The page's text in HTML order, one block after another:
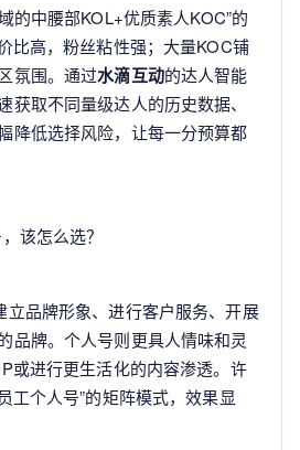
的中腰部KOL+优质素人KOC”的
比高，粉丝粘性强；大量KOC铺
氛围。通过水滴互动的达人智能
获取不同量级达人的历史数据、
降低选择风险，让每一分预算都
该怎么选？
立品牌形象、进行客户服务、开展
品牌。个人号则更具人情味和灵
或进行更生活化的内容渗透。许
工个人号”的矩阵模式，效果显